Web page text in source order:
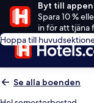
Byt till appen
Spara 10 %
in för att tjäna
Hoppa till
Se alla boenden